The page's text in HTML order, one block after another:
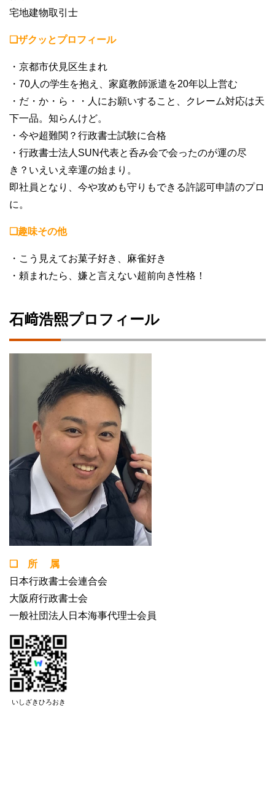
宅地建物取引士
❏ザクッとプロフィール
・京都市伏見区生まれ
・70人の学生を抱え、家庭教師派遣を20年以上営む
・だ・か・ら・・人にお願いすること、クレーム対応は天
下一品。知らんけど。
・今や超難関？行政書士試験に合格
・行政書士法人SUN代表と呑み会で会ったのが運の尽
き？いえいえ幸運の始まり。
即社員となり、今や攻めも守りもできる許認可申請のプロ
に。
❏趣味その他
・こう見えてお菓子好き、麻雀好き
・頼まれたら、嫌と言えない超前向き性格！
石﨑浩熙プロフィール
❏ 所 属
日本行政書士会連合会
大阪府行政書士会
一般社団法人日本海事代理士会員
いしざきひろおき